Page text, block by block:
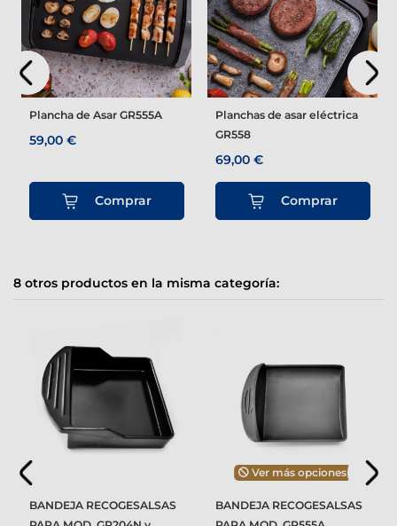
Plancha de Asar GR555A
59,00 €
Comprar
Planchas de asar eléctrica
GR558
69,00 €
Comprar
8 otros productos en la misma categoría:
BANDEJA RECOGESALSAS
Ver más opciones
BANDEJA RECOGESALSAS